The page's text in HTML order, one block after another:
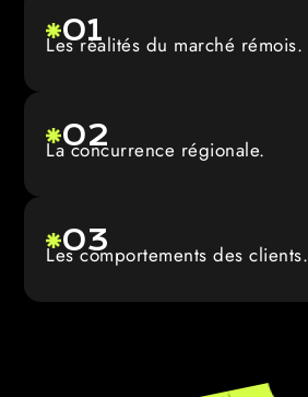
01
Les réalités du marché rémois.
02
La concurrence régionale.
03
Les comportements des clients.